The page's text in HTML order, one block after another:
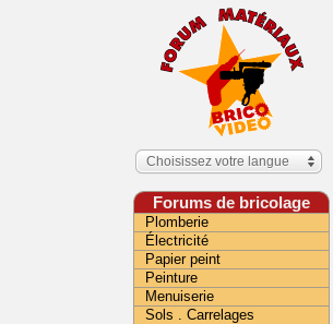
Choisissez votre langue
Forums de bricolage
Plomberie
Électricité
Papier peint
Peinture
Menuiserie
Sols . Carrelages